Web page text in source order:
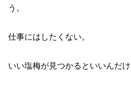
う。
仕事にはしたくない。
いい塩梅が見つかるといいんだけ